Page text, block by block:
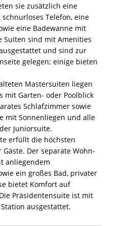
sie zusätzlich eine
schnurloses Telefon, eine
eine Badewanne mit
Suiten sind mit Amenities
und sind zur
gelegen; einige bieten
Mastersuiten liegen
mit Garten- oder Poolblick
Schlafzimmer sowie
mit Sonnenliegen und alle
Juniorsuite.
erfüllt die höchsten
Der separate Wohn-
anliegendem
ein großes Bad, privater
bietet Komfort auf
Präsidentensuite ist mit
ausgestattet.